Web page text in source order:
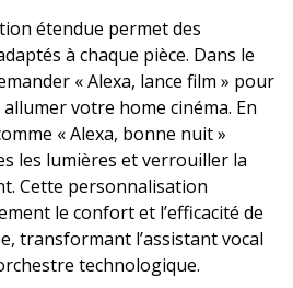
étendue permet des
à chaque pièce. Dans le
« Alexa, lance film » pour
votre home cinéma. En
« Alexa, bonne nuit »
les lumières et verrouiller la
Cette personnalisation
le confort et l’efficacité de
transformant l’assistant vocal
technologique.